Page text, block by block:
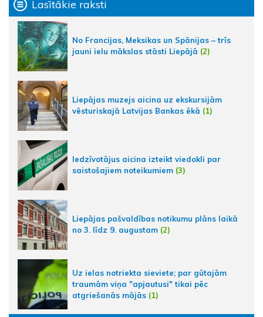
Lasītākie raksti
No Francijas, Meksikas un Spānijas – trīs
jauni ielu mākslas stāsti Liepājā (2)
Liepājas muzejs aicina uz ekskursijām
vēsturiskajā Latvijas Bankas ēkā (1)
Iedzīvotājus aicina izteikt viedokli par
saistošajiem noteikumiem (3)
Liepājas pašvaldības notikumu plāns laikā
no 3. līdz 9. augustam (2)
Uz ielas notriekta sieviete; par gūtajām
traumām viņa "apjautusi" tikai pēc
atgriešanās mājās (1)